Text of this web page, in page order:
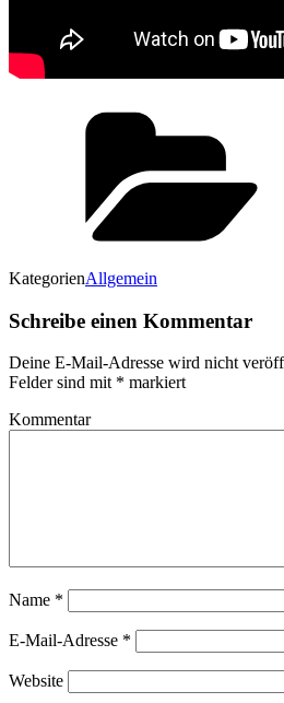
KategorienAllgemein
Schreibe einen Kommentar
Deine E-Mail-Adresse wird nicht
Felder sind mit * markiert
Kommentar
Name *
E-Mail-Adresse *
Website